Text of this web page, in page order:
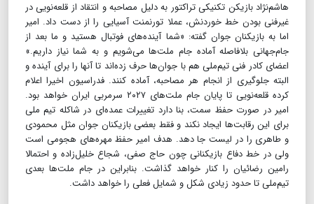
هاشم‌نژاد بازیکن تکنیکی تراکتور به دلیل مصاحبه و انتقاد از قلعه‌نویی در
غیرفنی بودن خط خوردنش، عملا تورنمنت آسیایی را از دست داد. امیر
اما به بازیکنان جوان گفته: «شما آینده‌های فوتبال هستید و ما بعد از
جام‌جهانی بلافاصله آماده جام ملت‌ها می‌شویم و به شما نیاز داریم.»
اعضای کادر فنی تیم‌ملی هم با جوان‌ها حرف زده‌اند تا آنها را برای آینده و
البته جلوگیری از انجام هر مصاحبه‌، آماده کنند. فدراسیون اخیرا اعلام
کرده قلعه‌نویی تا پایان جام ملت‌های ۲۰۲۷ سرمربی ایران خواهد بود.
امیر در صورت حفظ سمت، بنا دارد تغییرات عمده‌ای در شاکله تیم ملی
برای این رقابت‌ها ایجاد نکند و فقط بعضی بازیکنان جوان مثل محمودی
و طاهری را در لیست جا دهد. هدف امیر حفظ مهره‌های هجومی است
ولی در خط دفاع بازیکنانی چون حاج صفی، شجاع خلیل‌زاده و احتمالا
رامین رضائیان را کنار خواهد گذاشت. بنابراین در جام ملت‌ها بعدی
تیم‌ملی تا حدود زیادی شکل و شمایل فعلی را خواهد داشت.